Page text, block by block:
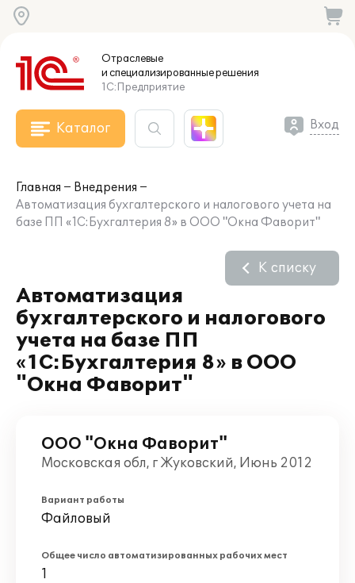
Отраслевые
и специализированныерешения
1С:Предприятие
Каталог Вход
Главная
Внедрения
Автоматизация бухгалтерского и налогового учета на
базе ПП «1С:Бухгалтерия 8» в ООО "Окна Фаворит"
Автоматизация
бухгалтерского и налогового
учета на базе ПП
«1С:Бухгалтерия 8» в ООО
"Окна Фаворит"
К списку
ООО "Окна Фаворит"
Московская обл, г Жуковский, Июнь 2012
Вариант работы
Файловый
Общее число автоматизированных рабочих мест
1